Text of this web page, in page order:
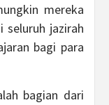
mereka
seluruh jazirah
bagi para
bagian dari